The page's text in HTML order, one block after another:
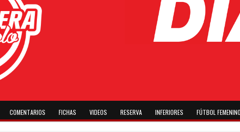
COMENTARIOS FICHAS VIDEOS RESERVA INFERIORES FÚTBOL FEMENINO